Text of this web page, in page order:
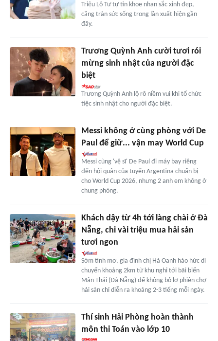
Triệu Lộ Tư tự tin khoe nhan sắc xinh đẹp,
căng tràn sức sống trong lần xuất hiện gần
đây.
Trương Quỳnh Anh cười tươi rói
mừng sinh nhật của người đặc
biệt
Trương Quỳnh Anh lộ rõ niềm vui khi tổ chức
tiệc sinh nhật cho người đặc biệt.
Messi không ở cùng phòng với De
Paul để giữ... vận may World Cup
Messi cùng 'vệ sĩ' De Paul đi máy bay riêng
đến hội quân của tuyển Argentina chuẩn bị
cho World Cup 2026, nhưng 2 anh em không ở
chung phòng.
Khách dậy từ 4h tới làng chài ở Đà
Nẵng, chi vài triệu mua hải sản
tươi ngon
Sớm tinh mơ, gia đình chị Hà Oanh háo hức di
chuyển khoảng 2km từ khu nghỉ tới bãi biển
Mân Thái (Đà Nẵng) để không bỏ lỡ phiên chợ
hải sản chỉ diễn ra khoảng 2-3 tiếng mỗi ngày.
Thí sinh Hải Phòng hoàn thành
môn thi Toán vào lớp 10